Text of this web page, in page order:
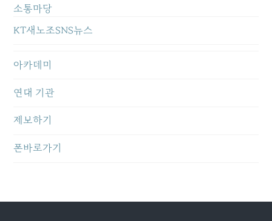
소통마당
KT새노조SNS뉴스
아카데미
연대 기관
제보하기
폰바로가기